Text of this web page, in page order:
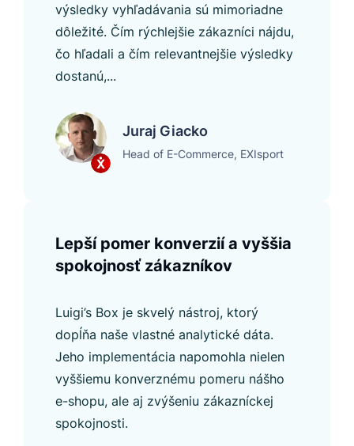
výsledky vyhľadávania sú mimoriadne
dôležité. Čím rýchlejšie zákazníci nájdu,
čo hľadali a čím relevantnejšie výsledky
dostanú,...
Juraj Giacko
Head of E-Commerce, EXIsport
Lepší pomer konverzií a vyššia
spokojnosť zákazníkov
Luigi’s Box je skvelý nástroj, ktorý
dopĺňa naše vlastné analytické dáta.
Jeho implementácia napomohla nielen
vyššiemu konverznému pomeru nášho
e-shopu, ale aj zvýšeniu zákazníckej
spokojnosti.